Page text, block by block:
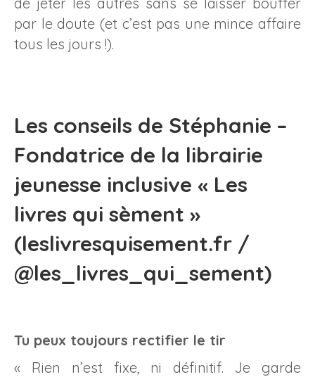
par le doute (et c’est pas une mince affaire
tous les jours !).
Les conseils de Stéphanie –
Fondatrice de la librairie
jeunesse inclusive « Les
livres qui sèment »
(leslivresquisement.fr /
@les_livres_qui_sement)
Tu peux toujours rectifier le tir
« Rien n’est fixe, ni définitif. Je garde